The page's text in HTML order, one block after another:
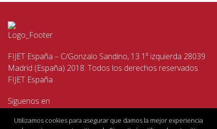
FIJET España – C/Gonzalo Sandino, 13 1º izquierda 28039
Madrid (España) 2018. Todos los derechos reservados
FIJET España
Siguenos en
Utilizamos cookies para asegurar que damos la mejor experiencia